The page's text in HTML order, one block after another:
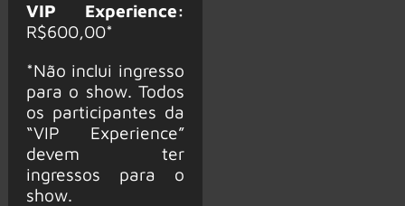
VIP Experience:
R$600,00*
*Não inclui ingresso
para o show. Todos
os participantes da
“VIP Experience”
devem ter
ingressos para o
show.